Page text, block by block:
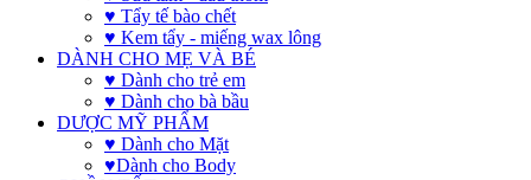
♥ Tẩy tế bào chết
♥ Kem tẩy - miếng wax lông
DÀNH CHO MẸ VÀ BÉ
♥ Dành cho trẻ em
♥ Dành cho bà bầu
DƯỢC MỸ PHẨM
♥ Dành cho Mặt
♥Dành cho Body